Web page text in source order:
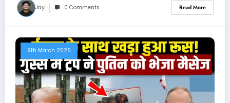
Jay 0 Comments Read More
9th March 2026